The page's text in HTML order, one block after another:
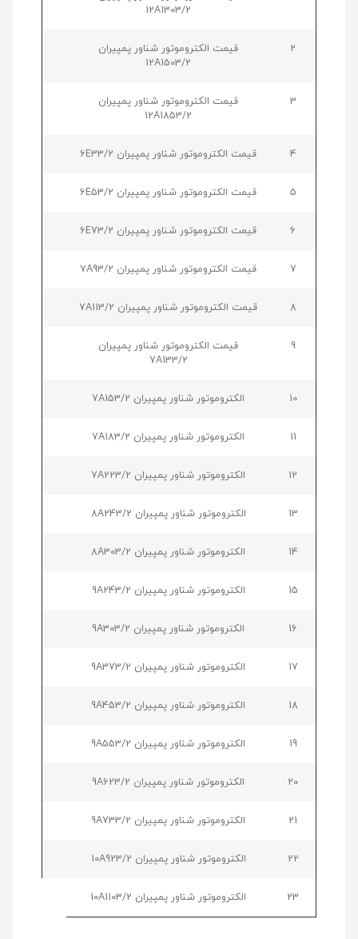
12A1303/2
قیمت الکتروموتور شناور پمپیران
12A1503/2
قیمت الکتروموتور شناور پمپیران
12A1853/2
قیمت الکتروموتور شناور پمپیران 6E33/2
قیمت الکتروموتور شناور پمپیران 6E53/2
قیمت الکتروموتور شناور پمپیران 6E73/2
قیمت الکتروموتور شناور پمپیران 7A93/2
قیمت الکتروموتور شناور پمپیران 7A113/2
قیمت الکتروموتور شناور پمپیران
7A133/2
الکتروموتور شناور پمپیران 7A153/2
الکتروموتور شناور پمپیران 7A183/2
الکتروموتور شناور پمپیران 7A223/2
الکتروموتور شناور پمپیران 8A243/2
الکتروموتور شناور پمپیران 8A303/2
الکتروموتور شناور پمپیران 9A243/2
الکتروموتور شناور پمپیران 9A303/2
الکتروموتور شناور پمپیران 9A373/2
الکتروموتور شناور پمپیران 9A453/2
الکتروموتور شناور پمپیران 9A553/2
الکتروموتور شناور پمپیران 9A623/2
الکتروموتور شناور پمپیران 9A733/2
الکتروموتور شناور پمپیران 10A923/2
الکتروموتور شناور پمپیران 10A1103/2